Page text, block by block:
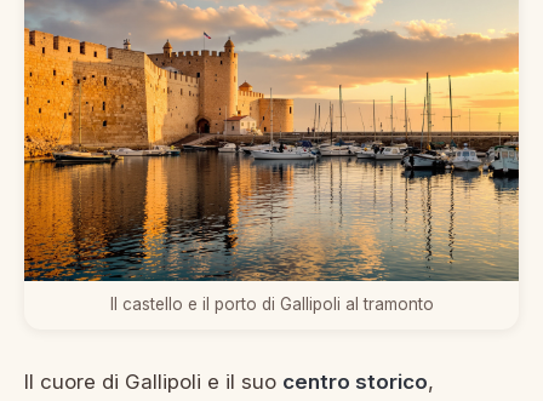
Il castello e il porto di Gallipoli al tramonto
Il cuore di Gallipoli e il suo centro storico,